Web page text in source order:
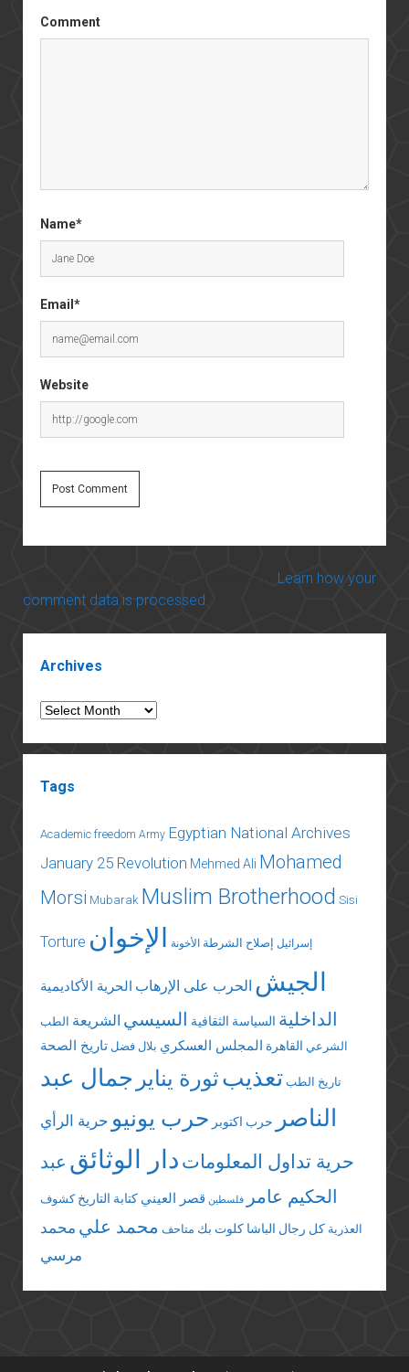
Comment
Name*
Email*
Website
Learn how your
comment data is processed.
Archives
Archives
Tags
Academic freedom Army Egyptian National Archives
January 25 Revolution Mehmed Ali Mohamed
Morsi Mubarak Muslim Brotherhood Sisi
Torture إسرائيل إصلاح الشرطة الأخونة الإخوان
الجيش الحرب على الإرهاب الحرية الأكاديمية
الداخلية السياسة الثقافية السيسي الشريعة الطب
الشرعي القاهرة المجلس العسكري بلال فضل تاريخ الصحة
تاريخ الطب تعذيبثورة يناير جمال عبد
الناصر
حرب اكتوبر حرب يونيو حرية الرأي
حرية تداول المعلومات دار الوثائق عبد
الحكيم عامر
فلسطين قصر العيني كتابة التاريخ كشوف
العذرية كل رجال الباشا كلوت بك متاحف محمد علي محمد
مرسي